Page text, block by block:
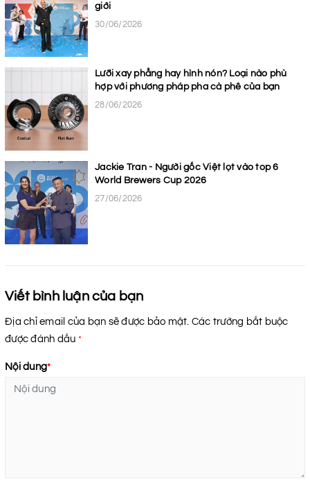
giới
30/06/2026
Lưỡi xay phẳng hay hình nón? Loại nào phù
hợp với phương pháp pha cà phê của bạn
28/06/2026
Jackie Tran - Người gốc Việt lọt vào top 6
World Brewers Cup 2026
27/06/2026
Viết bình luận của bạn
Địa chỉ email của bạn sẽ được bảo mật. Các trường bắt buộc
được đánh dấu *
Nội dung*